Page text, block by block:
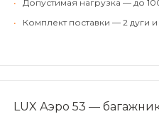
•
Допустимая нагрузка — до
•
Комплект поставки — 2 дуги
LUX Аэро 53 —